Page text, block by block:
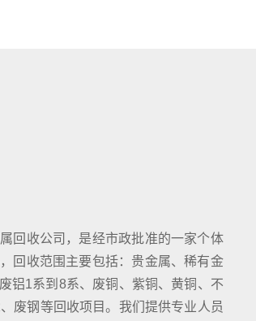
回收公司，是经市政批准的一家个体
回收范围主要包括：贵金属、稀有金
铝1系到8系、废铜、紫铜、黄铜、不
废钢等回收项目。我们提供专业人员